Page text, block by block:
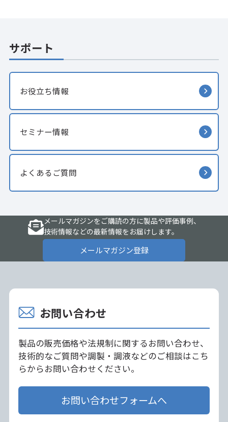
サポート
お役立ち情報
セミナー情報
よくあるご質問
メールマガジンをご購読の方に製品や評価事例、
技術情報などの最新情報をお届けします。
メールマガジン登録
お問い合わせ
製品の販売価格や法規制に関するお問い合わせ、
技術的なご質問や調製・調液などのご相談はこち
らからお問い合わせください。
お問い合わせフォームへ